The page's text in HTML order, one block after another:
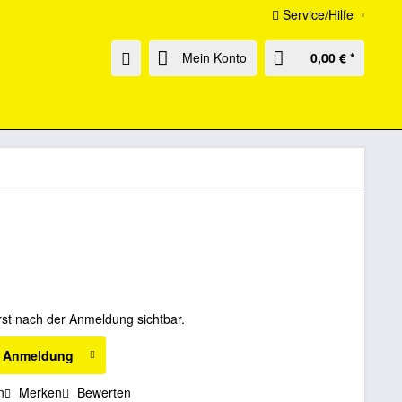
Service/Hilfe
Mein Konto 0,00 € *
nach der Anmeldung sichtbar.
Merken Bewerten